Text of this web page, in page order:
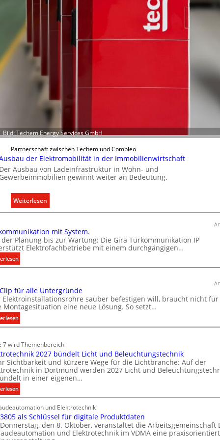
kh
s
u
d
r
e
g
e
l
Bild: Techem Energy Services GmbH
Partnerschaft zwischen Techem und Compleo
der Elektromobilität in der Immobilienwirtschaft
Ausbau von Ladeinfrastruktur in Wohn- und
gewinnt weiter an Bedeutung.
Weiterlesen
A
s
b
a
r
E
t
r
o
m
b
i
l
i
t
mit System.
der Planung bis zur Wartung: Die Gira Türkommunikation IP
Elektrofachbetriebe mit einem durchgängigen…
:
T
k
o
m
m
n
i
k
a
t
i
o
n
m
i
t
für alle Untergründe
Elektroinstallationsrohre sauber befestigen will, braucht nicht für
Montagesituation eine neue Lösung. So setzt…
:
E
n
C
l
i
p
f
r
a
l
7 wird Themenbereich
2027 bündelt Licht und Beleuchtungstechnik
Sichtbarkeit und kürzere Wege für die Lichtbranche: Auf der
in Dortmund werden 2027 Licht und
in einer eigenen…
:
E
l
e
k
t
und Elektrotechnik
als Schlüssel für digitale Produktdaten
den 8. Oktober, veranstaltet die Arbeitsgemeinschaft
und Elektrotechnik im VDMA eine